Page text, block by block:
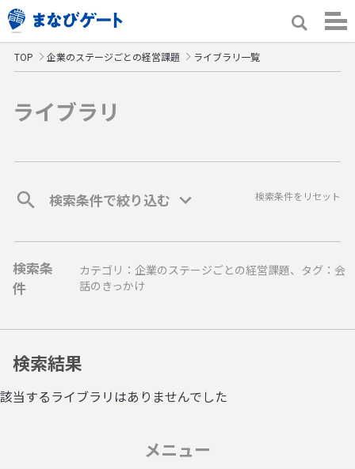
TOP 企業のステージごとの経営課題 ライブラリ一覧
ライブラリ
検索条件で絞り込む 検索条件をリセット
検索条
件
カテゴリ：企業のステージごとの経営課題、タグ：会
話のきっかけ
検索結果
該当するライブラリはありませんでした
メニュー